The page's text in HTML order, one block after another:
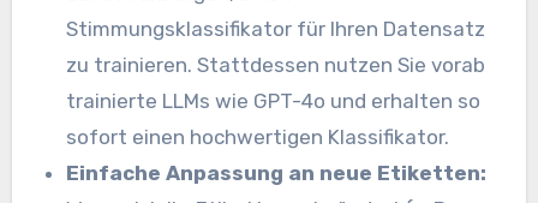
Stimmungsklassifikator für Ihren Datensatz
zu trainieren. Stattdessen nutzen Sie vorab
trainierte LLMs wie GPT-4o und erhalten so
sofort einen hochwertigen Klassifikator.
Einfache Anpassung an neue Etiketten: